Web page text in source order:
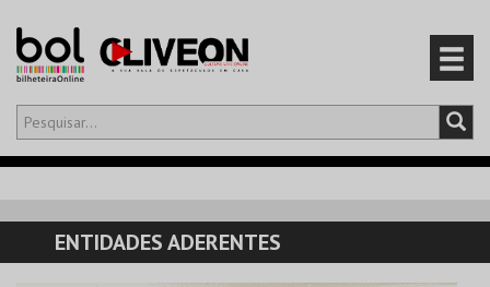
Olá,iniciar sessão
CARRINHO
EVENTOS
ENTIDADES ADERENTES